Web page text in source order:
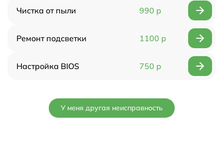
Чистка от пыли 990 р
Ремонт подсветки 1100 р
Настройка BIOS 750 р
У меня другая неисправность